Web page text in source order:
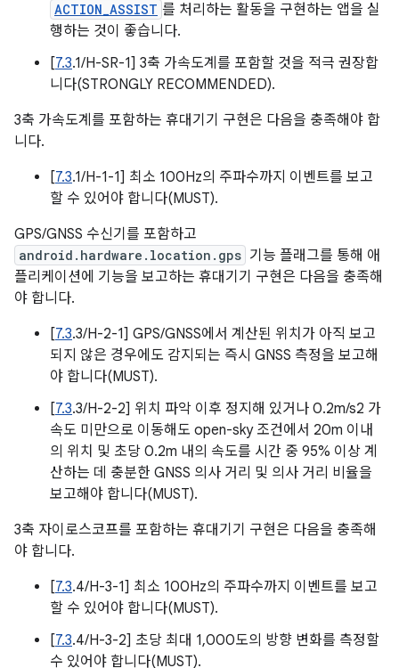
ACTION_ASSIST 를 처리하는 활동을 구현하는 앱을 실
행하는 것이 좋습니다.
[7.3.1/H-SR-1] 3축 가속도계를 포함할 것을 적극 권장합
니다(STRONGLY RECOMMENDED).
3축 가속도계를 포함하는 휴대기기 구현은 다음을 충족해야 합
니다.
[7.3.1/H-1-1] 최소 100Hz의 주파수까지 이벤트를 보고
할 수 있어야 합니다(MUST).
GPS/GNSS 수신기를 포함하고
android.hardware.location.gps 기능 플래그를 통해 애
플리케이션에 기능을 보고하는 휴대기기 구현은 다음을 충족해
야 합니다.
[7.3.3/H-2-1] GPS/GNSS에서 계산된 위치가 아직 보고
되지 않은 경우에도 감지되는 즉시 GNSS 측정을 보고해
야 합니다(MUST).
[7.3.3/H-2-2] 위치 파악 이후 정지해 있거나 0.2m/s2 가
속도 미만으로 이동해도 open-sky 조건에서 20m 이내
의 위치 및 초당 0.2m 내의 속도를 시간 중 95% 이상 계
산하는 데 충분한 GNSS 의사 거리 및 의사 거리 비율을
보고해야 합니다(MUST).
3축 자이로스코프를 포함하는 휴대기기 구현은 다음을 충족해
야 합니다.
[7.3.4/H-3-1] 최소 100Hz의 주파수까지 이벤트를 보고
할 수 있어야 합니다(MUST).
[7.3.4/H-3-2] 초당 최대 1,000도의 방향 변화를 측정할
수 있어야 합니다(MUST).